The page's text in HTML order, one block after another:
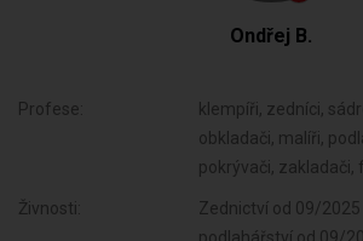
Ondřej B.
Profese:
klempíři, zedníci,
obkladači, malíři,
pokrývači, zakladači,
Živnosti:
Zednictví od 09/2025